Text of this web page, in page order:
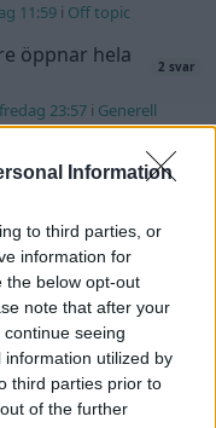
Information
to third parties, or
information for
the below opt-out
note that after your
seeing
utilized by
third parties prior to
of the further
11:59 i Off topic
öppnar hela
2 svar
23:57 i Generell
4 svar
00:53 iMotorteknik
timmar sedaniProjekt